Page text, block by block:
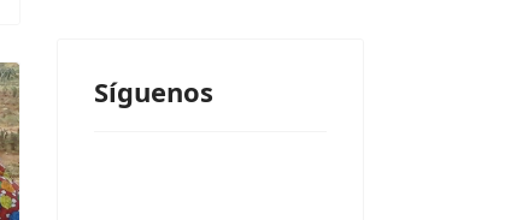
Síguenos